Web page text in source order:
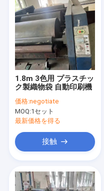
1.8m 3色用 プラスチッ
ク製織物袋 自動印刷機
価格:negotiate
MOQ:1セット
最新価格を得る
接触